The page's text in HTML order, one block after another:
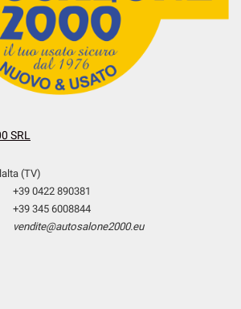
SRL
(TV)
+39 0422 890381
+39 345 6008844
vendite@autosalone2000.eu